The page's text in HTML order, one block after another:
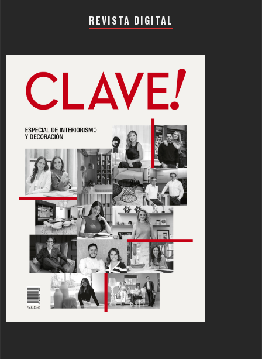
REVISTA DIGITAL